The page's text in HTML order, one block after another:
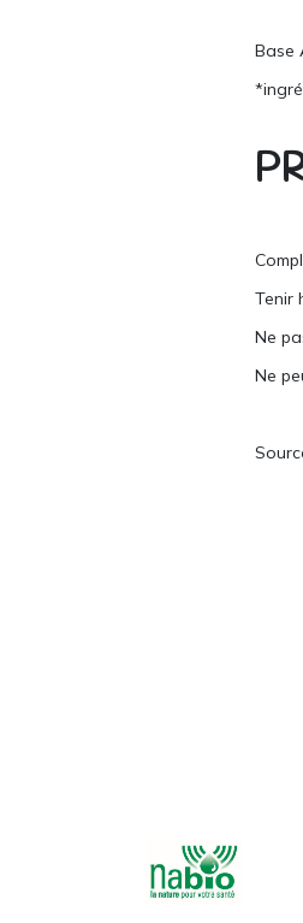
Base
Tenir
Ne
Ne